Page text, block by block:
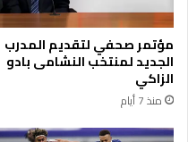
ف
ة
م
ع
ح
ل
و
ف
ظ
ة
ا
ل
ب
ل
مؤتمر صحفي لتقديم المدرب
الجديد لمنتخب النشامى بادو
الزاكي
منذ 7 أيام